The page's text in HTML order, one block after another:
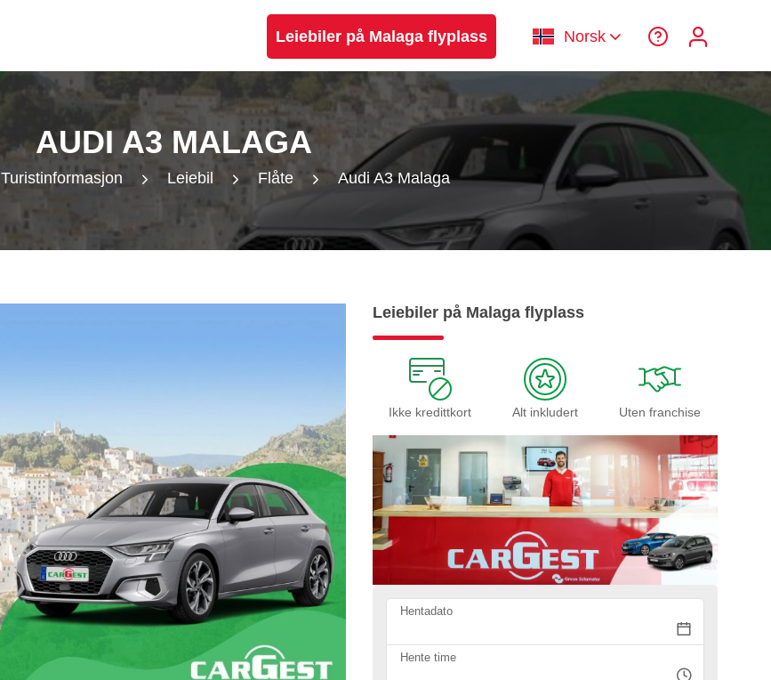
Leiebiler på Malaga flyplass Norsk
AUDI A3 MALAGA
Turistinformasjon Leiebil Flåte Audi A3 Malaga
Leiebiler på Malaga flyplass
Ikke kredittkort Alt inkludert Uten franchise
Hentadato
Hente time